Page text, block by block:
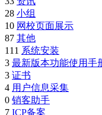
28 小组
10 网校页面展示
87 其他
111 系统安装
3 最新版本功能使用手
3 证书
4 用户信息采集
0 销客助手
7 ICP备案